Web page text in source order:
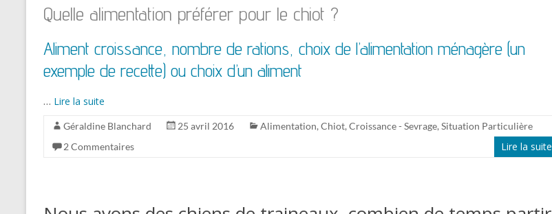
Quelle alimentation préférer pour le chiot ?
Aliment croissance, nombre de rations, choix de l’alimentation ménagère (un
exemple de recette) ou choix d’un aliment
… Lire la suite
Géraldine Blanchard 25 avril 2016 Alimentation,Chiot,Croissance - Sevrage,Situation Particulière
2 Commentaires
Lire la suite